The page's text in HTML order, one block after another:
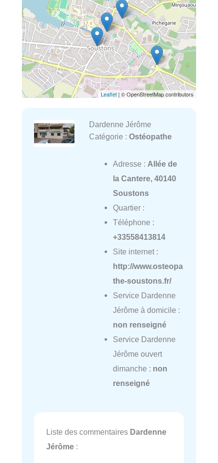
Leaflet | © OpenStreetMap contributors
Dardenne Jérôme
Catégorie : Ostéopathe
Adresse : Allée de
la Cantere, 40140
Soustons
Quartier :
Téléphone :
+33558413814
Site internet :
http://www.osteopa
the-soustons.fr/
Service Dardenne
Jérôme à domicile :
non renseigné
Service Dardenne
Jérôme ouvert
dimanche : non
renseigné
Liste des commentaires Dardenne
Jérôme :